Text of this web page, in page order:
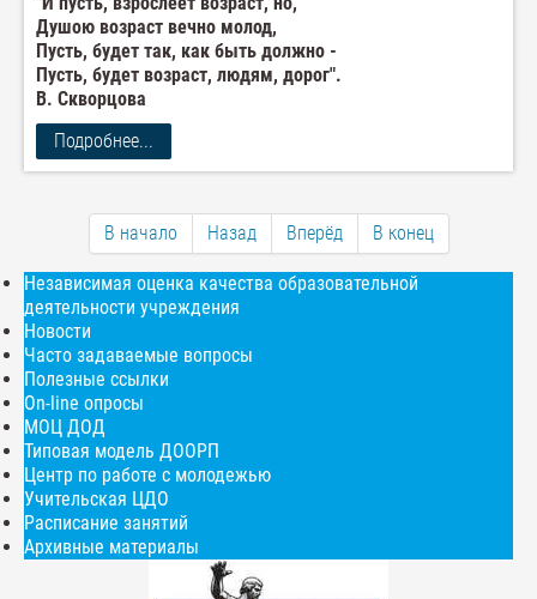
Душою возраст вечно молод,
Пусть, будет так, как быть должно -
Пусть, будет возраст, людям, дорог".
В. Скворцова
Подробнее...
В начало Назад Вперёд В конец
Независимая оценка качества образовательной
деятельности учреждения
Новости
Часто задаваемые вопросы
Полезные ссылки
On-line опросы
МОЦ ДОД
Типовая модель ДООРП
Центр по работе с молодежью
Учительская ЦДО
Расписание занятий
Архивные материалы